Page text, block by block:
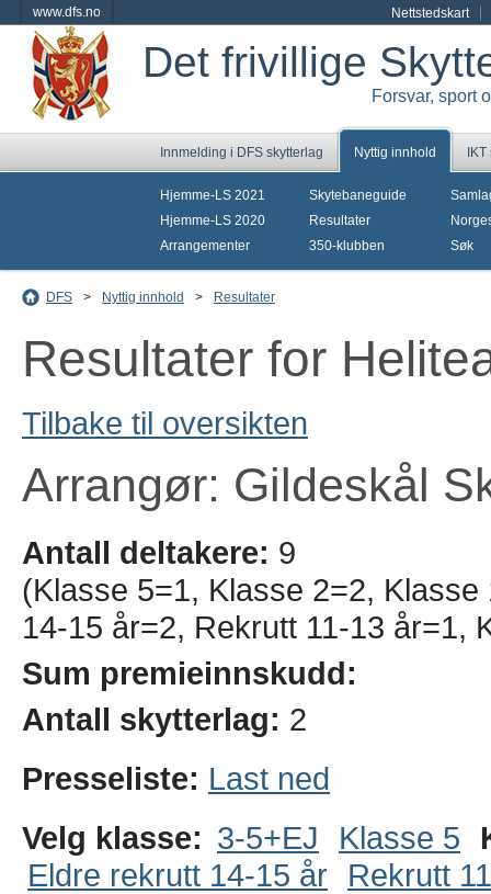
www.dfs.no Nettstedskart
Det frivillige
Forsvar, sport
Innmelding i DFS skytterlag Nyttig innhold
Hjemme-LS 2021
Hjemme-LS 2020
Arrangementer
Skytebaneguide
Resultater
350-klubben
Søk
DFS > Nyttig innhold > Resultater
Resultater for
Tilbake til oversikten
Arrangør: Gildeskål
Antall deltakere: 9
(Klasse 5=1, Klasse 2=2,
14-15 år=2, Rekrutt 11-13 år=1,
Sum premieinnskudd:
Antall skytterlag: 2
Presseliste: Last ned
Velg klasse: 3-5+EJ Klasse 5
Eldre rekrutt 14-15 år
Rekrutt